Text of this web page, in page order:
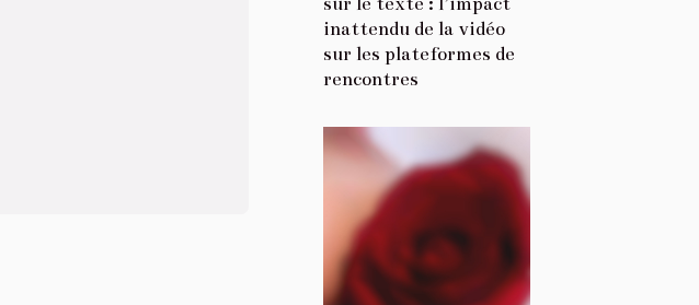
inattendu de la vidéo
sur les plateformes de
rencontres